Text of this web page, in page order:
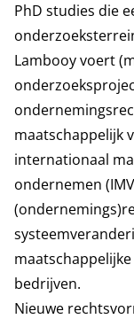
PhD studies die
Lambooy voert
maatschappelijk
internationaal
ondernemen
bedrijven.
Nieuwe